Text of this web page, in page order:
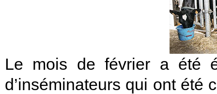
Le mois de février a été
d’inséminateurs qui ont été